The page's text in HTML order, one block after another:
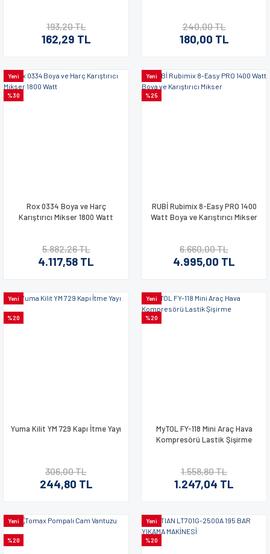
193,20 TL
162,29 TL
240,00 TL
180,00 TL
%30
Yeni
Rox 0334 Boya ve Harç
Karıştırıcı Mikser 1800 Watt
5.882,26 TL
4.117,58 TL
%25
Yeni
RUBİ Rubimix 8-Easy PRO 1400
Watt Boya ve Karıştırıcı Mikser
6.660,00 TL
4.995,00 TL
%20
Yeni
Yuma Kilit YM 729 Kapı İtme Yayı
306,00 TL
244,80 TL
%20
Yeni
MyTOL FY-118 Mini Araç Hava
Kompresörü Lastik Şişirme
1.558,80 TL
1.247,04 TL
%20
Yeni
%20
Yeni